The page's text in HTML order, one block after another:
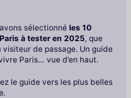
sélectionné les 10
à tester en 2025, que
de passage. Un guide
Paris… vue d’en haut.
le guide vers les plus belles